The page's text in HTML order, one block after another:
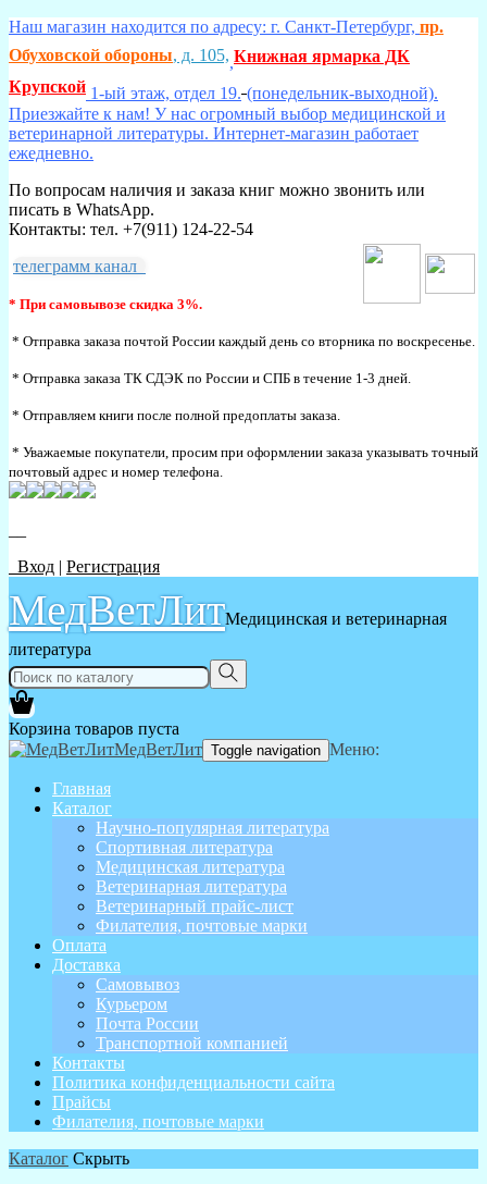
Наш магазин находится по адресу: г. Санкт-Петербург, пр.
Обуховской обороны, д. 105,,Книжная ярмарка ДК
Крупской 1-ый этаж, отдел 19. (понедельник-выходной).
Приезжайте к нам! У нас огромный выбор медицинской и
ветеринарной литературы. Интернет-магазин работает
ежедневно.
По вопросам наличия и заказа книг можно звонить или
писать в WhatsApp.
Контакты: тел. +7(911) 124-22-54
телеграмм канал
* При самовывозе скидка 3%.
* Отправка заказа почтой России каждый день со вторника по воскресенье.
* Отправка заказа ТК СДЭК по России и СПБ в течение 1-3 дней.
* Отправляем книги после полной предоплаты заказа.
* Уважаемые покупатели, просим при оформлении заказа указывать точный
почтовый адрес и номер телефона.
Вход | Регистрация
МедВетЛитМедицинская и ветеринарная
литература
Корзина товаров пуста
МедВетЛит Toggle navigation Меню:
Главная
Каталог
Научно-популярная литература
Спортивная литература
Медицинская литература
Ветеринарная литература
Ветеринарный прайс-лист
Филателия, почтовые марки
Оплата
Доставка
Самовывоз
Курьером
Почта России
Транспортной компанией
Контакты
Политика конфиденциальности сайта
Прайсы
Филателия, почтовые марки
Каталог Скрыть